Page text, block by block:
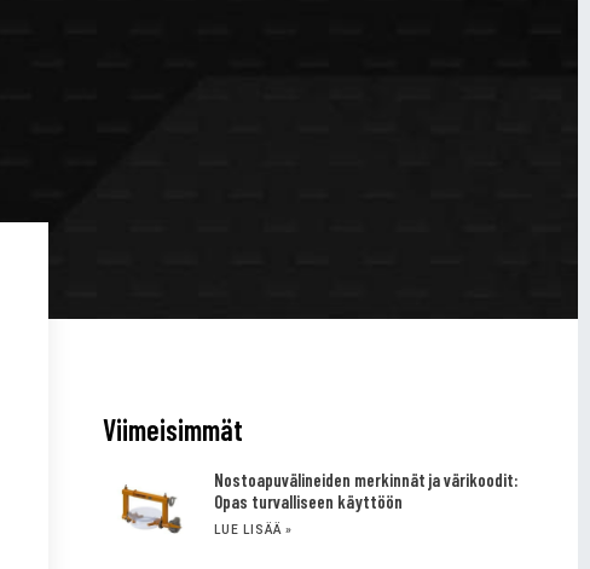
Viimeisimmät
Nostoapuvälineiden merkinnät ja värikoodit:
Opas turvalliseen käyttöön
LUE LISÄÄ »